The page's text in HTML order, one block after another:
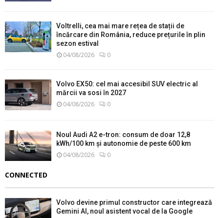
Voltrelli, cea mai mare rețea de stații de
încărcare din România, reduce prețurile în plin
sezon estival
04/08/2026 0
Volvo EX50: cel mai accesibil SUV electric al
mărcii va sosi în 2027
04/08/2026 0
Noul Audi A2 e-tron: consum de doar 12,8
kWh/100 km și autonomie de peste 600 km
04/08/2026 0
CONNECTED
Volvo devine primul constructor care integrează
Gemini AI, noul asistent vocal de la Google